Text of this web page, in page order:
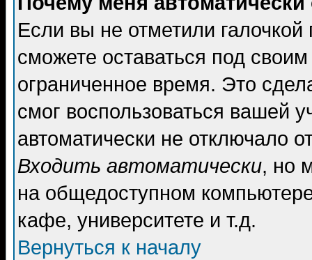
Если вы не отметили галочкой
сможете оставаться под
ограниченное время. Это
смог воспользоваться вашей
автоматически не отключало
Входить автоматически, но
на общедоступном
кафе, университете и т.д.
Вернуться к началу